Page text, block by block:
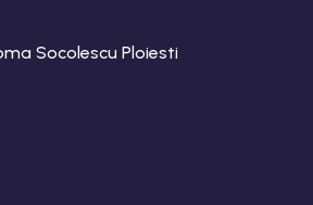
Socolescu Ploiesti